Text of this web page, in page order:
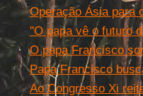
Operação Ásia para
''O papa vê o futuro
O papa Francisco
Papa Francisco
Ao Congresso Xi